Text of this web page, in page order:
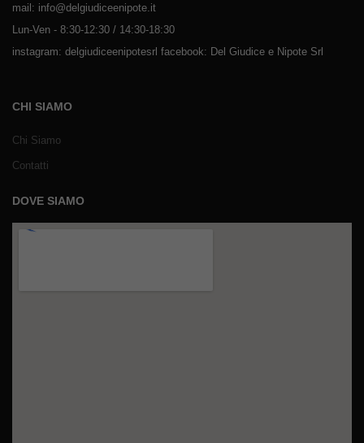
mail: info@delgiudiceenipote.it
Lun-Ven - 8:30-12:30 / 14:30-18:30
instagram: delgiudiceenipotesrl facebook: Del Giudice e Nipote Srl
CHI SIAMO
Chi Siamo
Contatti
DOVE SIAMO